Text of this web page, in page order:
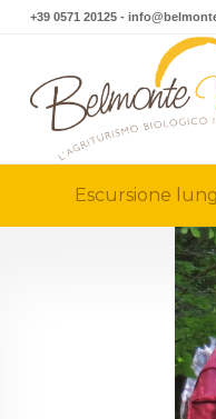
+39 0571 20125-
Escursione